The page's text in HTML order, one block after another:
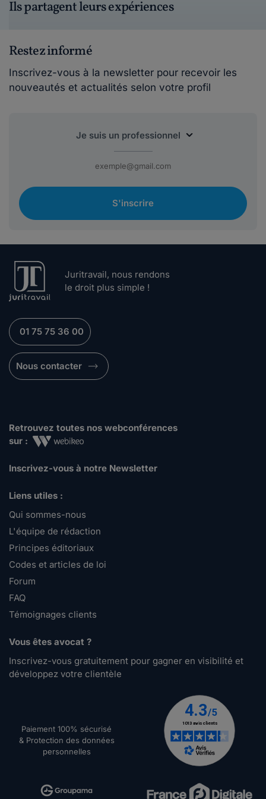
proposi...
christovirg.
le 30-10-2018
mon mari benifici du csp suite un licenciement
catfamilie.
le 12-09-2018
BonjourMerci pour cet article précis et bien
documenté. Néanmoins, une question se pose...
Ils partagent leurs expériences
Restez informé
Inscrivez-vous à la newsletter pour recevoir les
nouveautés et actualités selon votre profil
S'inscrire
Juritravail, nous rendons
le droit plus simple !
01 75 75 36 00
Nous contacter
Retrouvez toutes nos webconférences
sur :
Inscrivez-vous à notre Newsletter
Liens utiles :
Qui sommes-nous
L'équipe de rédaction
Principes éditoriaux
Codes et articles de loi
Forum
FAQ
Témoignages clients
Vous êtes avocat ?
Inscrivez-vous gratuitement pour gagner en visibilité et
développez votre clientèle
Paiement 100% sécurisé
& Protection des données
personnelles